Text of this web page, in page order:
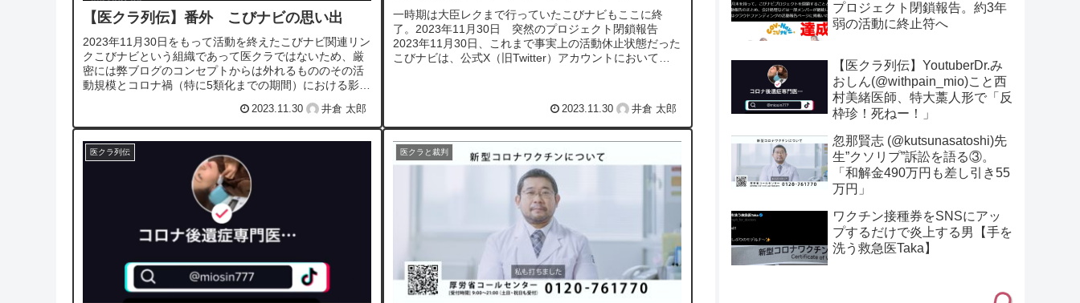
【医クラ列伝】番外 こびナビの思い出
2023年11月30日をもって活動を終えたこびナビ関連リン
クこびナビという組織であって医クラではないため、厳
密には弊ブログのコンセプトからは外れるもののその活
動規模とコロナ禍（特に5類化までの期間）における影響
2023.11.30 井倉 太郎
一時期は大臣レクまで行っていたこびナビもここに終
了。2023年11月30日 突然のプロジェクト閉鎖報告
2023年11月30日、これまで事実上の活動休止状態だった
こびナビは、公式X（旧Twitter）アカウントにおいて、
2023.11.30 井倉 太郎
医クラ列伝 医クラと裁判
プロジェクト閉鎖報告。約3年
弱の活動に終止符へ
【医クラ列伝】YoutuberDr.み
おしん(@withpain_mio)こと西
村美緒医師、特大藁人形で「反
枠珍！死ねー！」
忽那賢志 (@kutsunasatoshi)先
生”クソリプ”訴訟を語る③。
「和解金490万円も差し引き55
万円」
ワクチン接種券をSNSにアッ
プするだけで炎上する男【手を
洗う救急医Taka】